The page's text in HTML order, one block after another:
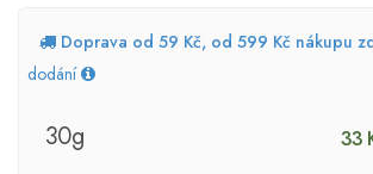
Doprava od 59 Kč, od 599 Kč nákupu
dodání
30g 33